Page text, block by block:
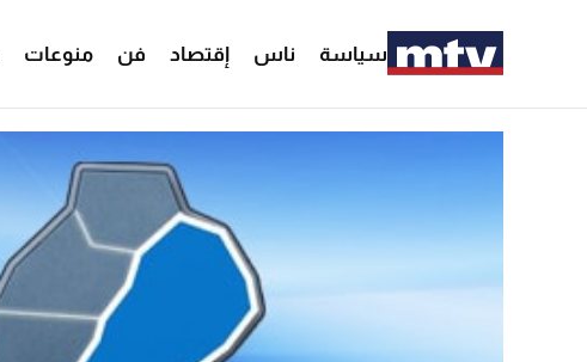
سياسة ناس إقتصاد فن منوعات